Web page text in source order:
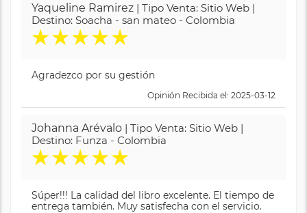
Yaqueline Ramirez | Tipo Venta: Sitio Web |
Destino: Soacha - san mateo - Colombia
★★★★★
Agradezco por su gestión
Opinión Recibida el: 2025-03-12
Johanna Arévalo | Tipo Venta: Sitio Web |
Destino: Funza - Colombia
★★★★★
Súper!!! La calidad del libro excelente. El tiempo de
entrega también. Muy satisfecha con el servicio.